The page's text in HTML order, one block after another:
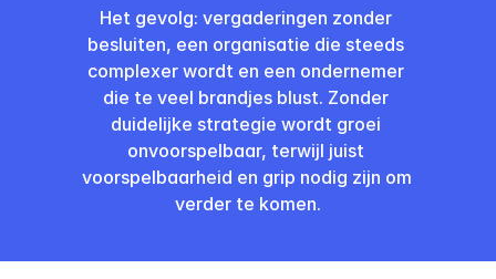
Het gevolg: vergaderingen zonder
besluiten, een organisatie die steeds
complexer wordt en een ondernemer
die te veel brandjes blust. Zonder
duidelijke strategie wordt groei
onvoorspelbaar, terwijl juist
voorspelbaarheid en grip nodig zijn om
verder te komen.